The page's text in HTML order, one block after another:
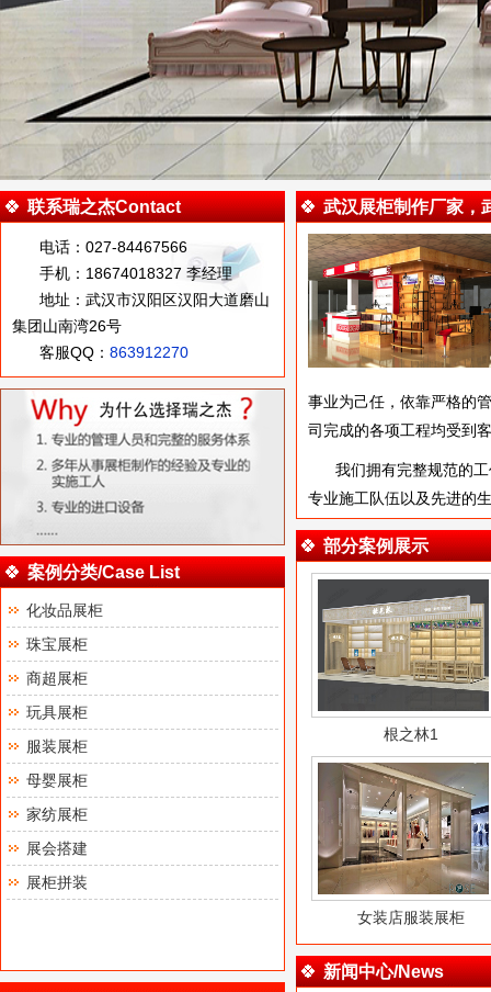
联系瑞之杰Contact
电话：027-84467566
手机：18674018327 李经理
地址：武汉市汉阳区汉阳大道磨山
集团山南湾26号
客服QQ： 863912270
案例分类/Case List
化妆品展柜
珠宝展柜
商超展柜
玩具展柜
服装展柜
母婴展柜
家纺展柜
展会搭建
展柜拼装
武汉展柜制作厂家，
事业为己任，依靠严格的
司完成的各项工程均受到
我们拥有完整规范的
专业施工队伍以及先进的
部分案例展示
根之林1
女装店服装展柜
新闻中心/News